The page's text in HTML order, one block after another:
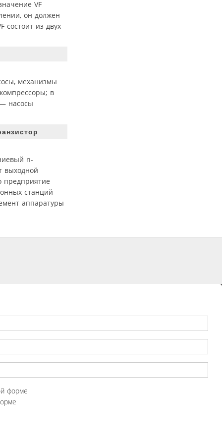
VF
он должен
состоит из двух
механизмы
в
насосы
n-
выходной
предприятие
станций
аппаратуры
форме